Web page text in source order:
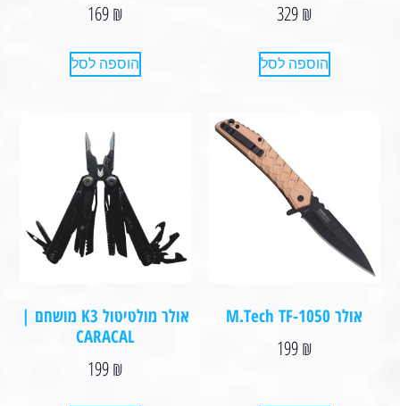
329₪
הוספה לסל
169₪
הוספה לסל
אולר M.Tech TF-1050
199₪
אולר מולטיטול K3 מושחם |
CARACAL
199₪